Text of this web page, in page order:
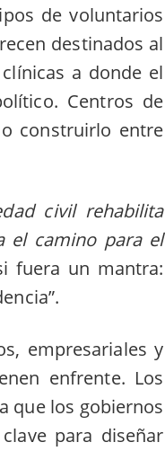
de voluntarios
destinados al
a donde el
Centros de
construirlo entre
civil rehabilita
el camino para el
fuera un mantra:
empresariales y
enfrente. Los
que los gobiernos
para diseñar